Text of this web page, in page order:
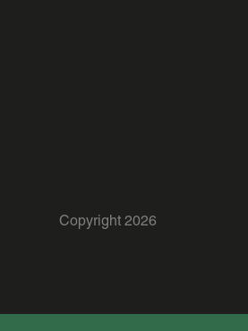
Copyright 2026